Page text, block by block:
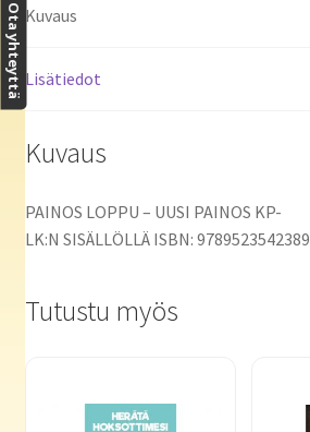
Kuvaus
Lisätiedot
Kuvaus
PAINOS LOPPU – UUSI PAINOS KP-
LK:N SISÄLLÖLLÄ ISBN: 9789523542389
Tutustu myös
Ota yhteyttä